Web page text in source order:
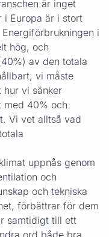
är inget
i Europa är i stort
i
hög, och
av den totala
vi måste
hur vi sänker
med 40% och
Vi vet alltså vad
uppnås genom
och
och tekniska
förbättrar för dem
samtidigt till ett
ord både bra